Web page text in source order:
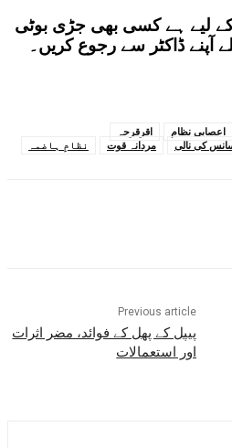
کے لیے ہے کسی بھی جڑی بوٹی
آپنے ڈاکٹر سے رجوع کریں۔
اعصابی نظام
اقرقرحہ
کی نالی مردانہ قوت نظامِ ہاضمہ
Previous article
پیپل کے پھل کے فوائد، مضر اثرات
اور استعمالات